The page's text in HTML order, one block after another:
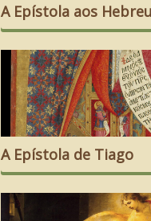
A Epístola aos
A Epístola de Tiago